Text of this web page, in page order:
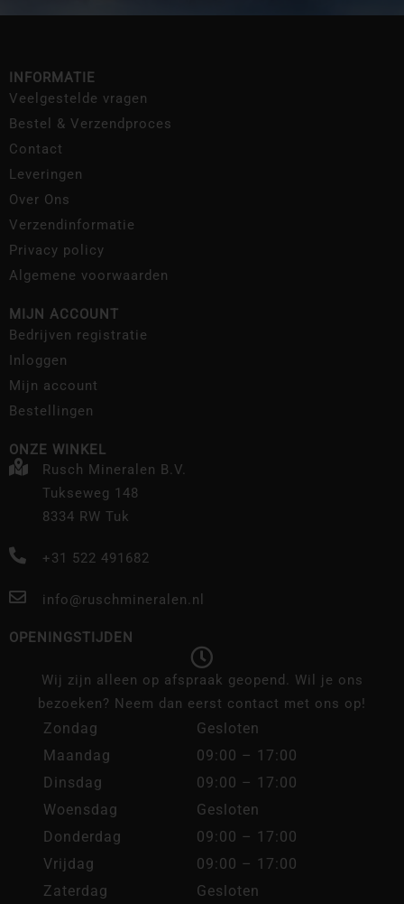
INFORMATIE
Veelgestelde vragen
Bestel & Verzendproces
Contact
Leveringen
Over Ons
Verzendinformatie
Privacy policy
Algemene voorwaarden
MIJN ACCOUNT
Bedrijven registratie
Inloggen
Mijn account
Bestellingen
ONZE WINKEL
Rusch Mineralen B.V.
Tukseweg 148
8334 RW Tuk
+31 522 491682
info@ruschmineralen.nl
OPENINGSTIJDEN
Wij zijn alleen op afspraak geopend. Wil je ons
bezoeken? Neem dan eerst contact met ons op!
Zondag
Gesloten
Maandag
09:00 – 17:00
Dinsdag
09:00 – 17:00
Woensdag
Gesloten
Donderdag
09:00 – 17:00
Vrijdag
09:00 – 17:00
Zaterdag
Gesloten